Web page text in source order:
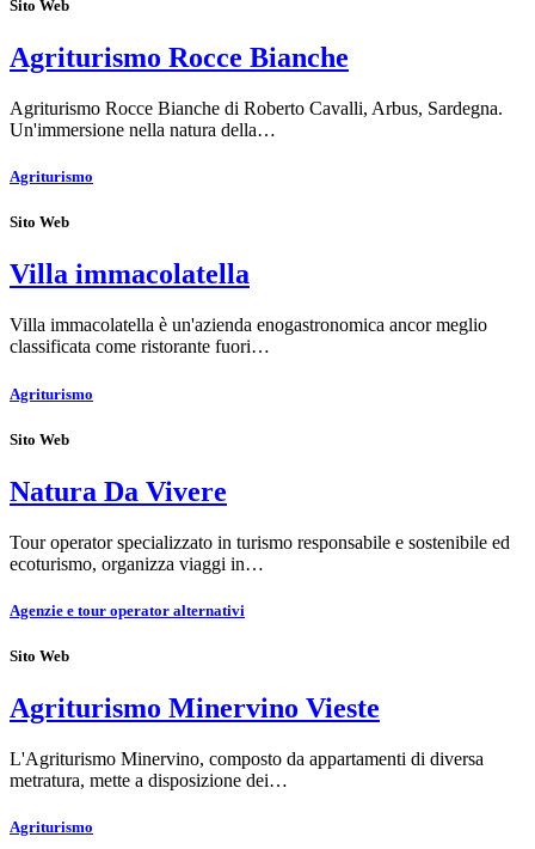
Sito Web
Agriturismo Rocce Bianche
Agriturismo Rocce Bianche di Roberto Cavalli, Arbus, Sardegna.
Un'immersione nella natura della…
Agriturismo
Sito Web
Villa immacolatella
Villa immacolatella è un'azienda enogastronomica ancor meglio
classificata come ristorante fuori…
Agriturismo
Sito Web
Natura Da Vivere
Tour operator specializzato in turismo responsabile e sostenibile ed
ecoturismo, organizza viaggi in…
Agenzie e tour operator alternativi
Sito Web
Agriturismo Minervino Vieste
L'Agriturismo Minervino, composto da appartamenti di diversa
metratura, mette a disposizione dei…
Agriturismo